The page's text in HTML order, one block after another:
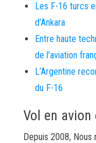
Les F-16 turcs
d’Ankara
Entre haute
de l’aviation
L’Argentine
du F-16
Vol en avion
Depuis 2008,